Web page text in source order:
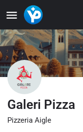
Galeri Pizza
Pizzeria Aigle